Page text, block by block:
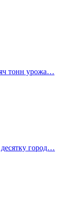
тонн урожа…
город…